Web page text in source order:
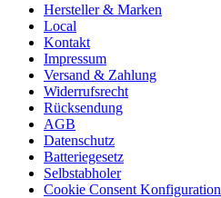
Hersteller & Marken
Local
Kontakt
Impressum
Versand & Zahlung
Widerrufsrecht
Rücksendung
AGB
Datenschutz
Batteriegesetz
Selbstabholer
Cookie Consent Konfiguration